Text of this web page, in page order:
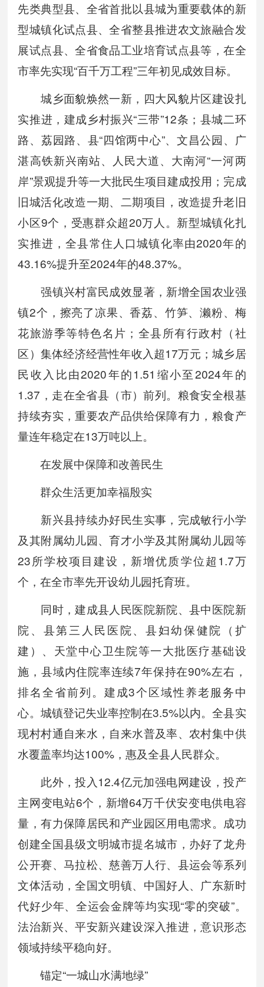
先类典型县、全省首批以县城为重要载体的新
型城镇化试点县、全省整县推进农文旅融合发
展试点县、全省食品工业培育试点县等，在全
市率先实现“百千万工程”三年初见成效目标。
城乡面貌焕然一新，四大风貌片区建设扎
实推进，建成乡村振兴“三带”12条；县城二环
路、荔园路、县“四馆两中心”、文昌公园、广
湛高铁新兴南站、人民大道、大南河“一河两
岸”景观提升等一大批民生项目建成投用；完成
旧城活化改造一期、二期项目，改造提升老旧
小区9个，受惠群众超20万人。新型城镇化扎
实推进，全县常住人口城镇化率由2020年的
43.16%提升至2024年的48.37%。
强镇兴村富民成效显著，新增全国农业强
镇2个，擦亮了凉果、香荔、竹笋、濑粉、梅
花旅游季等特色名片；全县所有行政村（社
区）集体经济经营性年收入超17万元；城乡居
民收入比由2020年的1.51缩小至2024年的
1.37，走在全省县（市）前列。粮食安全根基
持续夯实，重要农产品供给保障有力，粮食产
量连年稳定在13万吨以上。
在发展中保障和改善民生
群众生活更加幸福殷实
新兴县持续办好民生实事，完成敏行小学
及其附属幼儿园、育才小学及其附属幼儿园等
23所学校项目建设，新增优质学位超1.7万
个，在全市率先开设幼儿园托育班。
同时，建成县人民医院新院、县中医院新
院、县第三人民医院、县妇幼保健院（扩
建）、天堂中心卫生院等一大批医疗基础设
施，县域内住院率连续7年保持在90%左右，
排名全省前列。建成3个区域性养老服务中
心。城镇登记失业率控制在3.5%以内。全县实
现村村通自来水，自来水普及率、农村集中供
水覆盖率均达100%，惠及全县人民群众。
此外，投入12.4亿元加强电网建设，投产
主网变电站6个，新增64万千伏安变电供电容
量，有力保障居民和产业园区用电需求。成功
创建全国县级文明城市提名城市，办好了龙舟
公开赛、马拉松、慈善万人行、县运会等系列
文体活动，全国文明镇、中国好人、广东新时
代好少年、全运会金牌等均实现“零的突破”。
法治新兴、平安新兴建设深入推进，意识形态
领域持续平稳向好。
锚定“一城山水满地绿”